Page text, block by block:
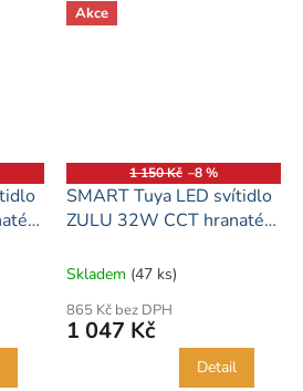
Akce
1 150 Kč –8 %
SMART Tuya LED svítidlo
ZULU 32W CCT hranaté
Skladem (47 ks)
865 Kč bez DPH
1 047 Kč
Detail